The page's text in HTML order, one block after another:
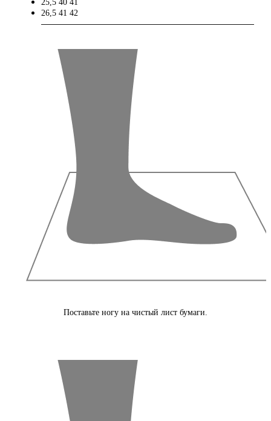
25,5 40 41
26,5 41 42
Поставьте ногу на чистый лист бумаги.